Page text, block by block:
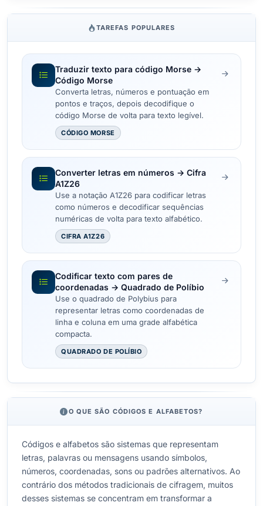
TAREFAS POPULARES
Traduzir texto para código Morse →
Código Morse
Converta letras, números e pontuação em
pontos e traços, depois decodifique o
código Morse de volta para texto legível.
CÓDIGO MORSE
Converter letras em números → Cifra
A1Z26
Use a notação A1Z26 para codificar letras
como números e decodificar sequências
numéricas de volta para texto alfabético.
CIFRA A1Z26
Codificar texto com pares de
coordenadas → Quadrado de Políbio
Use o quadrado de Polybius para
representar letras como coordenadas de
linha e coluna em uma grade alfabética
compacta.
QUADRADO DE POLÍBIO
O QUE SÃO CÓDIGOS E ALFABETOS?
Códigos e alfabetos são sistemas que representam
letras, palavras ou mensagens usando símbolos,
números, coordenadas, sons ou padrões alternativos. Ao
contrário dos métodos tradicionais de cifragem, muitos
desses sistemas se concentram em transformar a